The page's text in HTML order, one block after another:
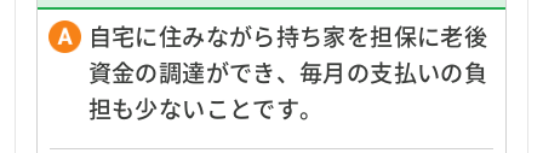
自宅に住みながら持ち家を担保に老後
資金の調達ができ、毎月の支払いの負
担も少ないことです。